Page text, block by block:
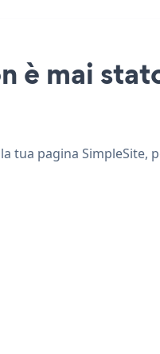
è mai
tua pagina SimpleSite,